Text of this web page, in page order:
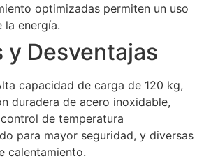
optimizadas permiten un uso
la energía.
y Desventajas
capacidad de carga de 120 kg,
duradera de acero inoxidable,
de temperatura
para mayor seguridad, y diversas
calentamiento.